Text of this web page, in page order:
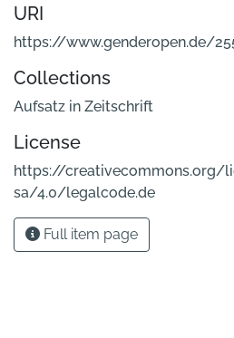
URI
https://www.genderopen.de/
Collections
Aufsatz in Zeitschrift
License
https://creativecommons.org/
sa/4.0/legalcode.de
Full item page